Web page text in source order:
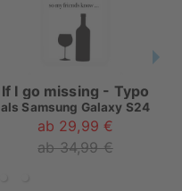
If I go missing - Typo
als Samsung Galaxy S24
ab 29,99 €
ab 34,99 €